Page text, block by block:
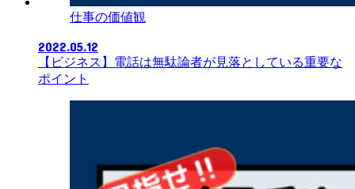
仕事の価値観
2022.05.12
【ビジネス】電話は無駄論者が見落としている重要な
ポイント